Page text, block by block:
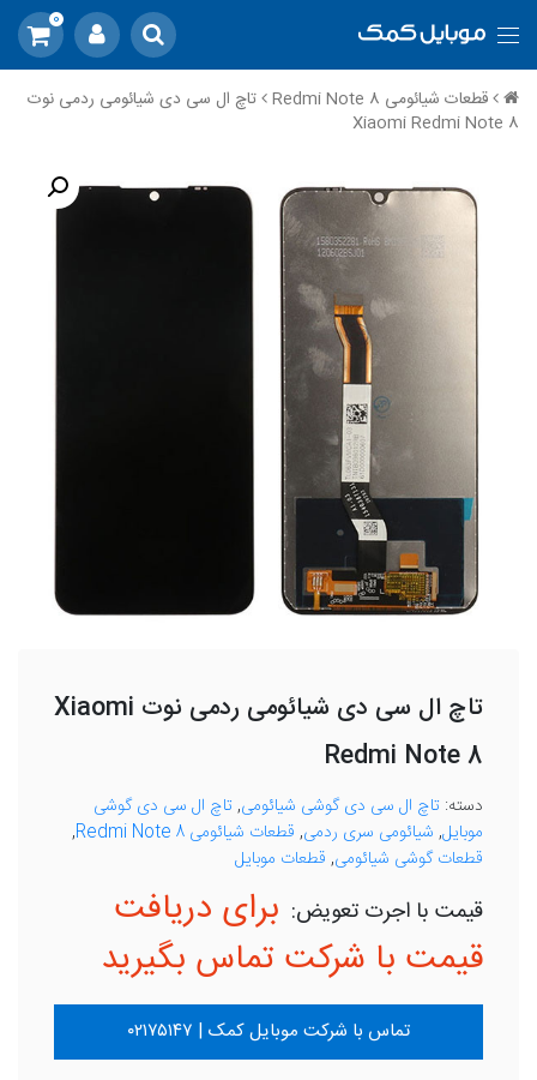
0
قطعات شیائومی Redmi Note 8
تاچ ال سی دی شیائومی ردمی نوت
Xiaomi Redmi Note 8
تاچ ال سی دی شیائومی ردمی نوت Xiaomi
Redmi Note 8
دسته: تاچ ال سی دی گوشی شیائومی, تاچ ال سی دی گوشی
موبایل, شیائومی سری ردمی, قطعات شیائومی Redmi Note 8
,
قطعات گوشی شیائومی, قطعات موبایل
برای دریافت
قیمت با شرکت تماس بگیرید
تماس با شرکت موبایل کمک | ۰۲۱۷۵۱۴۷